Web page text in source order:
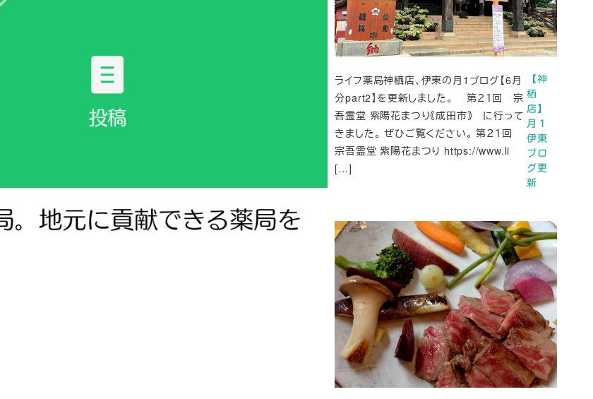
【神
栖
店】
月１
伊東
ブロ
グ更
新
ライフ薬局神栖店、伊東の月1ブログ【6月
分part2】を更新しました。 第２１回 宗
吾霊堂 紫陽花まつり《成田市》 に行って
きました。 ぜひご覧ください。 第２１回
宗吾霊堂 紫陽花まつり https://www.li
[…]